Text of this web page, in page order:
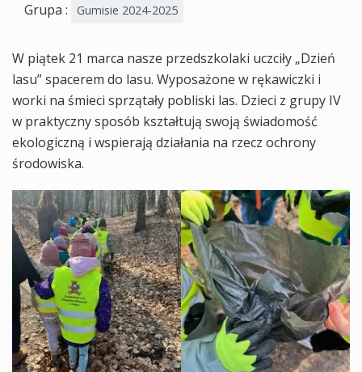
Grupa : Gumisie 2024-2025
W piątek 21 marca nasze przedszkolaki uczciły „Dzień
lasu” spacerem do lasu. Wyposażone w rękawiczki i
worki na śmieci sprzątały pobliski las. Dzieci z grupy IV
w praktyczny sposób kształtują swoją świadomość
ekologiczną i wspierają działania na rzecz ochrony
środowiska.